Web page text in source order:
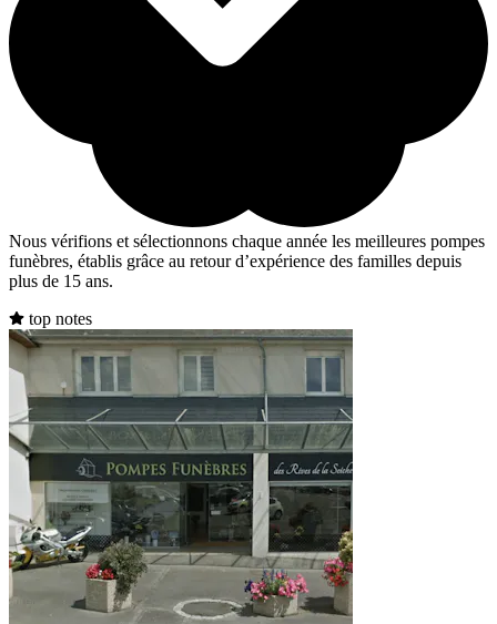
Nous vérifions et sélectionnons chaque année les meilleures pompes
funèbres, établis grâce au retour d’expérience des familles depuis
plus de 15 ans.
top notes